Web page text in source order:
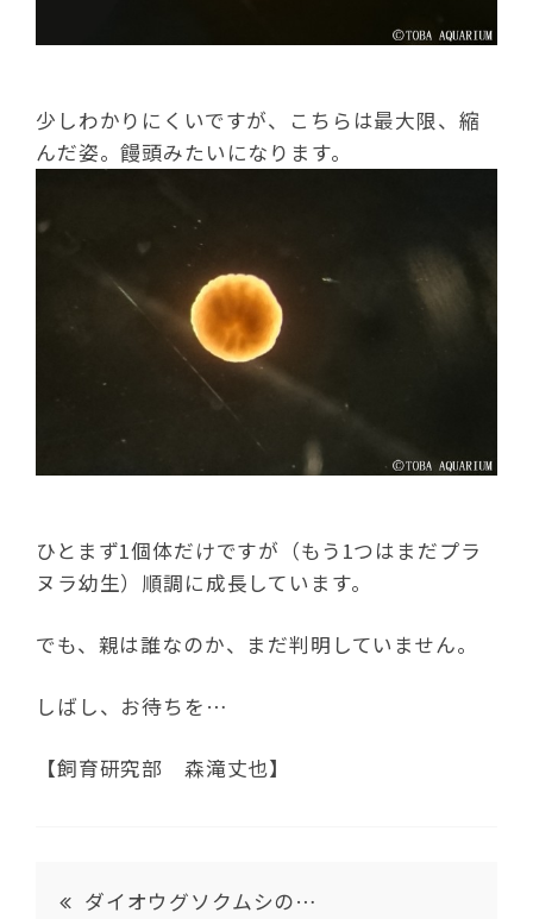
少しわかりにくいですが、こちらは最大限、縮
んだ姿。饅頭みたいになります。
ひとまず1個体だけですが（もう1つはまだプラ
ヌラ幼生）順調に成長しています。
でも、親は誰なのか、まだ判明していません。
しばし、お待ちを…
【飼育研究部 森滝丈也】
ダイオウグソクムシの…